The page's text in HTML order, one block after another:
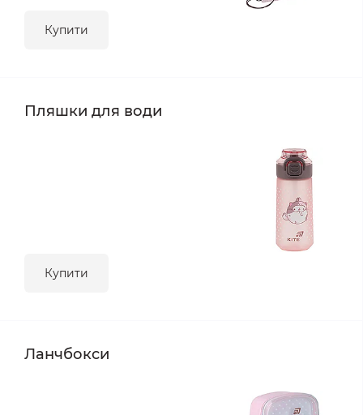
Купити
Пляшки для води
Купити
Ланчбокси